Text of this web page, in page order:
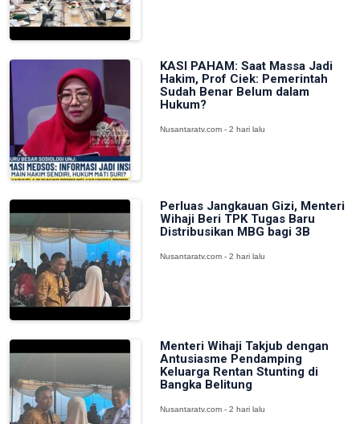
KASI PAHAM: Saat Massa Jadi
Hakim, Prof Ciek: Pemerintah
Sudah Benar Belum dalam
Hukum?
Nusantaratv.com - 2 hari lalu
Perluas Jangkauan Gizi, Menteri
Wihaji Beri TPK Tugas Baru
Distribusikan MBG bagi 3B
Nusantaratv.com - 2 hari lalu
Menteri Wihaji Takjub dengan
Antusiasme Pendamping
Keluarga Rentan Stunting di
Bangka Belitung
Nusantaratv.com - 2 hari lalu